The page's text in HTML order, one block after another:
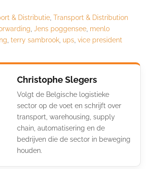
& Distributie Transport & Distribution
Jens poggensee menlo
terry sambrook ups vice president
Christophe Slegers
Volgt de Belgische logistieke
sector op de voet en schrijft over
transport, warehousing, supply
chain, automatisering en de
bedrijven die de sector in beweging
houden.